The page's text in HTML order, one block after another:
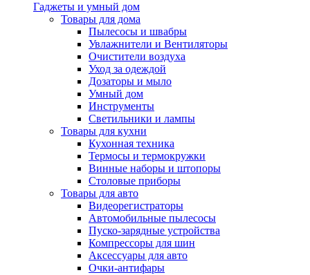
Гаджеты и умный дом
Товары для дома
Пылесосы и швабры
Увлажнители и Вентиляторы
Очистители воздуха
Уход за одеждой
Дозаторы и мыло
Умный дом
Инструменты
Светильники и лампы
Товары для кухни
Кухонная техника
Термосы и термокружки
Винные наборы и штопоры
Столовые приборы
Товары для авто
Видеорегистраторы
Автомобильные пылесосы
Пуско-зарядные устройства
Компрессоры для шин
Аксессуары для авто
Очки-антифары